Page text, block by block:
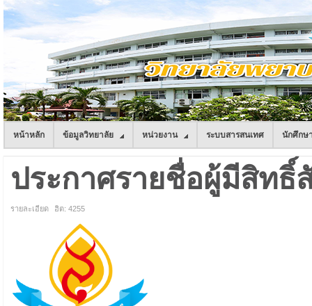
หน้าหลัก ข้อมูลวิทยาลัย หน่วยงาน ระบบสารสนเทศ นักศึกษ
ประกาศรายชื่อผู้มีสิทธิ์สั
รายละเอียด ฮิต: 4255